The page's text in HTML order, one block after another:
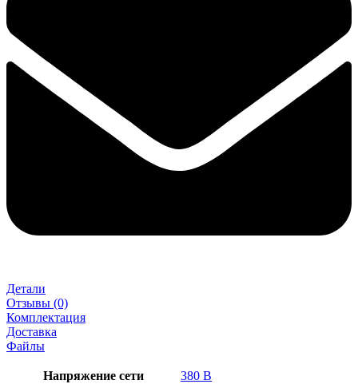
Детали
Отзывы (0)
Комплектация
Доставка
Файлы
Напряжение сети 380 В